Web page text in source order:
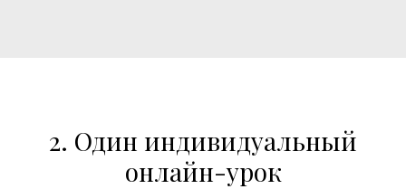
2. Один индивидуальный
онлайн-урок